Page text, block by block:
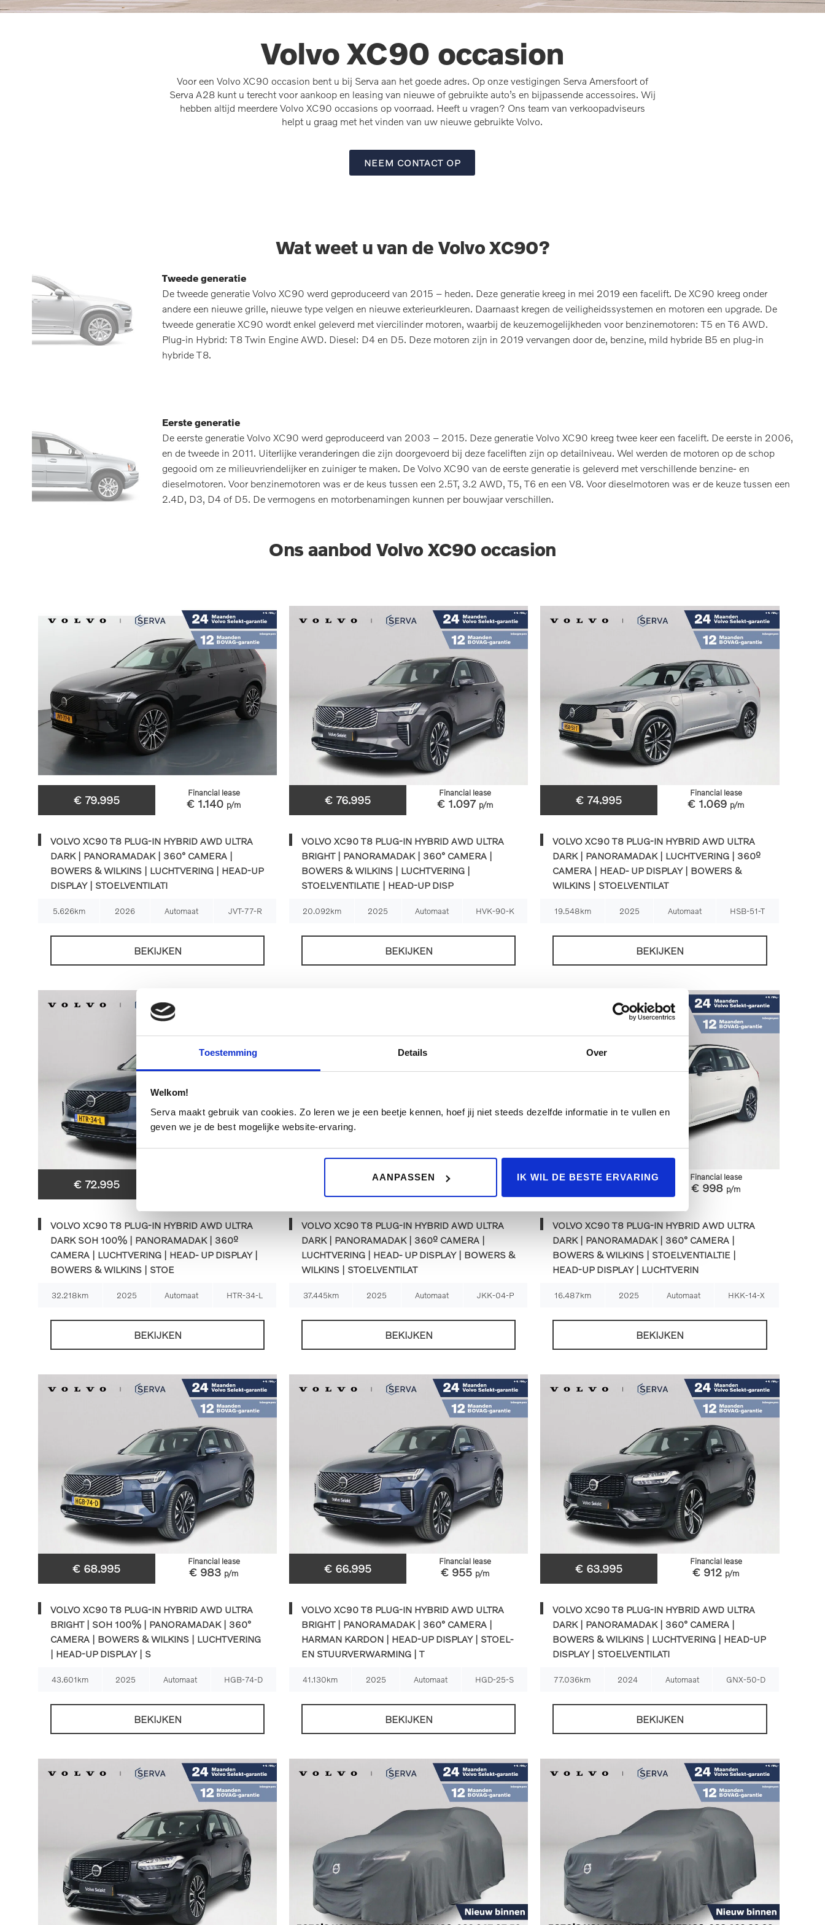
Toestemming Details Over
Welkom!
Serva maakt gebruik van cookies. Zo leren we je een beetje kennen, hoef jij niet steeds dezelfde informatie in te vullen en
geven we je de best mogelijke website-ervaring.
AANPASSEN IK WIL DE BESTE ERVARING
Volvo XC90 occasion
Voor een Volvo XC90 occasion bent u bij Serva aan het goede adres. Op onze vestigingen Serva Amersfoort of
Serva A28 kunt u terecht voor aankoop en leasing van nieuwe of gebruikte auto’s en bijpassende accessoires. Wij
hebben altijd meerdere Volvo XC90 occasions op voorraad. Heeft u vragen? Ons team van verkoopadviseurs
helpt u graag met het vinden van uw nieuwe gebruikte Volvo.
NEEM CONTACT OP
Wat weet u van de Volvo XC90?
Tweede generatie
De tweede generatie Volvo XC90 werd geproduceerd van 2015 – heden. Deze generatie kreeg in mei 2019 een facelift. De XC90 kreeg onder
andere een nieuwe grille, nieuwe type velgen en nieuwe exterieurkleuren. Daarnaast kregen de veiligheidssystemen en motoren een upgrade. De
tweede generatie XC90 wordt enkel geleverd met viercilinder motoren, waarbij de keuzemogelijkheden voor benzinemotoren: T5 en T6 AWD.
Plug-in Hybrid: T8 Twin Engine AWD. Diesel: D4 en D5. Deze motoren zijn in 2019 vervangen door de, benzine, mild hybride B5 en plug-in
hybride T8.
Eerste generatie
De eerste generatie Volvo XC90 werd geproduceerd van 2003 – 2015. Deze generatie Volvo XC90 kreeg twee keer een facelift. De eerste in 2006,
en de tweede in 2011. Uiterlijke veranderingen die zijn doorgevoerd bij deze faceliften zijn op detailniveau. Wel werden de motoren op de schop
gegooid om ze milieuvriendelijker en zuiniger te maken. De Volvo XC90 van de eerste generatie is geleverd met verschillende benzine- en
dieselmotoren. Voor benzinemotoren was er de keus tussen een 2.5T, 3.2 AWD, T5, T6 en een V8. Voor dieselmotoren was er de keuze tussen een
2.4D, D3, D4 of D5. De vermogens en motorbenamingen kunnen per bouwjaar verschillen.
Ons aanbod Volvo XC90 occasion
€ 79.995
Financial lease
€ 1.140 p/m
VOLVO XC90 T8 PLUG-IN HYBRID AWD ULTRA
DARK | PANORAMADAK | 360° CAMERA |
BOWERS & WILKINS | LUCHTVERING | HEAD-UP
DISPLAY | STOELVENTILATI
5.626km 2026 Automaat JVT-77-R
BEKIJKEN
€ 76.995
Financial lease
€ 1.097 p/m
VOLVO XC90 T8 PLUG-IN HYBRID AWD ULTRA
BRIGHT | PANORAMADAK | 360° CAMERA |
BOWERS & WILKINS | LUCHTVERING |
STOELVENTILATIE | HEAD-UP DISP
20.092km 2025 Automaat HVK-90-K
BEKIJKEN
€ 74.995
Financial lease
€ 1.069 p/m
VOLVO XC90 T8 PLUG-IN HYBRID AWD ULTRA
DARK | PANORAMADAK | LUCHTVERING | 360º
CAMERA | HEAD- UP DISPLAY | BOWERS &
WILKINS | STOELVENTILAT
19.548km 2025 Automaat HSB-51-T
BEKIJKEN
€ 72.995
VOLVO XC90 T8 PLUG-IN HYBRID AWD ULTRA
DARK SOH 100% | PANORAMADAK | 360º
CAMERA | LUCHTVERING | HEAD- UP DISPLAY |
BOWERS & WILKINS | STOE
32.218km 2025 Automaat HTR-34-L
BEKIJKEN
Financial lease
VOLVO XC90 T8 PLUG-IN HYBRID AWD ULTRA
DARK | PANORAMADAK | 360º CAMERA |
LUCHTVERING | HEAD- UP DISPLAY | BOWERS &
WILKINS | STOELVENTILAT
37.445km 2025 Automaat JKK-04-P
BEKIJKEN
€ 69.995
Financial lease
€ 998 p/m
VOLVO XC90 T8 PLUG-IN HYBRID AWD ULTRA
DARK | PANORAMADAK | 360° CAMERA |
BOWERS & WILKINS | STOELVENTIALTIE |
HEAD-UP DISPLAY | LUCHTVERIN
16.487km 2025 Automaat HKK-14-X
BEKIJKEN
€ 68.995
Financial lease
€ 983 p/m
VOLVO XC90 T8 PLUG-IN HYBRID AWD ULTRA
BRIGHT | SOH 100% | PANORAMADAK | 360°
CAMERA | BOWERS & WILKINS | LUCHTVERING
| HEAD-UP DISPLAY | S
43.601km 2025 Automaat HGB-74-D
BEKIJKEN
€ 66.995
Financial lease
€ 955 p/m
VOLVO XC90 T8 PLUG-IN HYBRID AWD ULTRA
BRIGHT | PANORAMADAK | 360° CAMERA |
HARMAN KARDON | HEAD-UP DISPLAY | STOEL-
EN STUURVERWARMING | T
41.130km 2025 Automaat HGD-25-S
BEKIJKEN
€ 63.995
Financial lease
€ 912 p/m
VOLVO XC90 T8 PLUG-IN HYBRID AWD ULTRA
DARK | PANORAMADAK | 360° CAMERA |
BOWERS & WILKINS | LUCHTVERING | HEAD-UP
DISPLAY | STOELVENTILATI
77.036km 2024 Automaat GNX-50-D
BEKIJKEN